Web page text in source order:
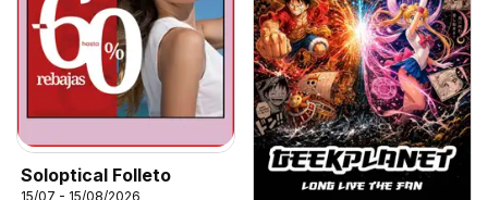
Soloptical Folleto
15/07 - 15/08/2026